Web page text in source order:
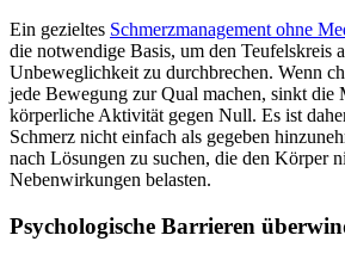
Ein gezieltes Schmerzmanagement ohne
die notwendige Basis, um den Teufelskreis
Unbeweglichkeit zu durchbrechen. Wenn
jede Bewegung zur Qual machen, sinkt die
körperliche Aktivität gegen Null. Es ist
Schmerz nicht einfach als gegeben
nach Lösungen zu suchen, die den Körper
Nebenwirkungen belasten.
Psychologische Barrieren